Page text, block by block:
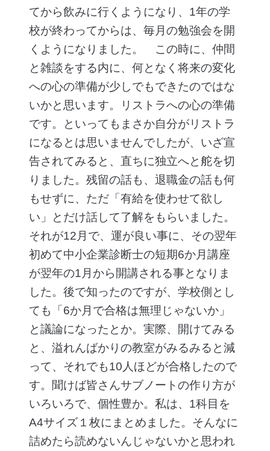
てから飲みに行くようになり、1年の学
校が終わってからは、毎月の勉強会を開
くようになりました。 この時に、仲間
と雑談をする内に、何となく将来の変化
への心の準備が少しでもできたのではな
いかと思います。リストラへの心の準備
です。といってもまさか自分がリストラ
になるとは思いませんでしたが、いざ宣
告されてみると、直ちに独立へと舵を切
りました。残留の話も、退職金の話も何
もせずに、ただ「有給を使わせて欲し
い」とだけ話して了解をもらいました。
それが12月で、運が良い事に、その翌年
初めて中小企業診断士の短期6か月講座
が翌年の1月から開講される事となりま
した。後で知ったのですが、学校側とし
ても「6か月で合格は無理じゃないか」
と議論になったとか。実際、開けてみる
と、溢れんばかりの教室がみるみると減
って、それでも10人ほどが合格したので
す。聞けば皆さんサブノートの作り方が
いろいろで、個性豊か。私は、1科目を
A4サイズ１枚にまとめました。そんなに
詰めたら読めないんじゃないかと思われ